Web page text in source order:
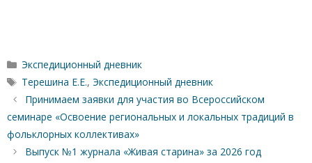
Рубрики
Экспедиционный дневник
Метки
Терешина Е.Е., Экспедиционный дневник
Принимаем заявки для участия во Всероссийском
семинаре «Освоение региональных и локальных традиций в
фольклорных коллективах»
Выпуск №1 журнала «Живая старина» за 2026 год